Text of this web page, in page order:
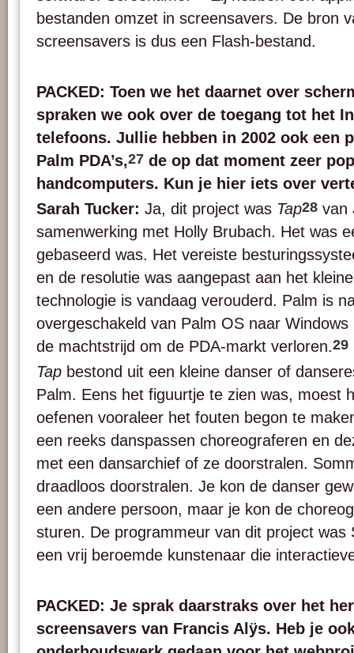
bestanden omzet in screensavers. De bron
screensavers is dus een Flash-bestand.
PACKED: Toen we het daarnet over
spraken we ook over de toegang tot het
telefoons. Jullie hebben in 2002 ook een
Palm PDA’s,27 de op dat moment zeer
handcomputers. Kun je hier iets over
Sarah Tucker: Ja, dit project was Tap28 van
samenwerking met Holly Brubach. Het was
gebaseerd was. Het vereiste
en de resolutie was aangepast aan het
technologie is vandaag verouderd. Palm is
overgeschakeld van Palm OS naar
de machtstrijd om de PDA-markt verloren.29
Tap bestond uit een kleine danser of
Palm. Eens het figuurtje te zien was, moest
oefenen vooraleer het fouten begon te
een reeks danspassen choreograferen en
met een dansarchief of ze doorstralen.
draadloos doorstralen. Je kon de danser
een andere persoon, maar je kon de
sturen. De programmeur van dit project was
een vrij beroemde kunstenaar die
PACKED: Je sprak daarstraks over het
screensavers van Francis Alÿs. Heb je